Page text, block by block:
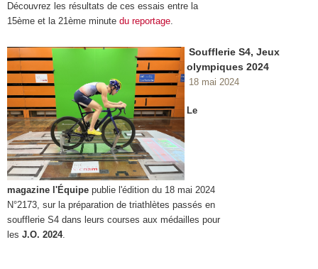
Découvrez les résultats de ces essais entre la
15ème et la 21ème minute du reportage.
Soufflerie S4, Jeux
olympiques 2024
18 mai 2024
Le
magazine l'Équipepublie l'édition du 18 mai 2024
N°2173, sur la préparation de triathlètes passés en
soufflerie S4 dans leurs courses aux médailles pour
les J.O. 2024.